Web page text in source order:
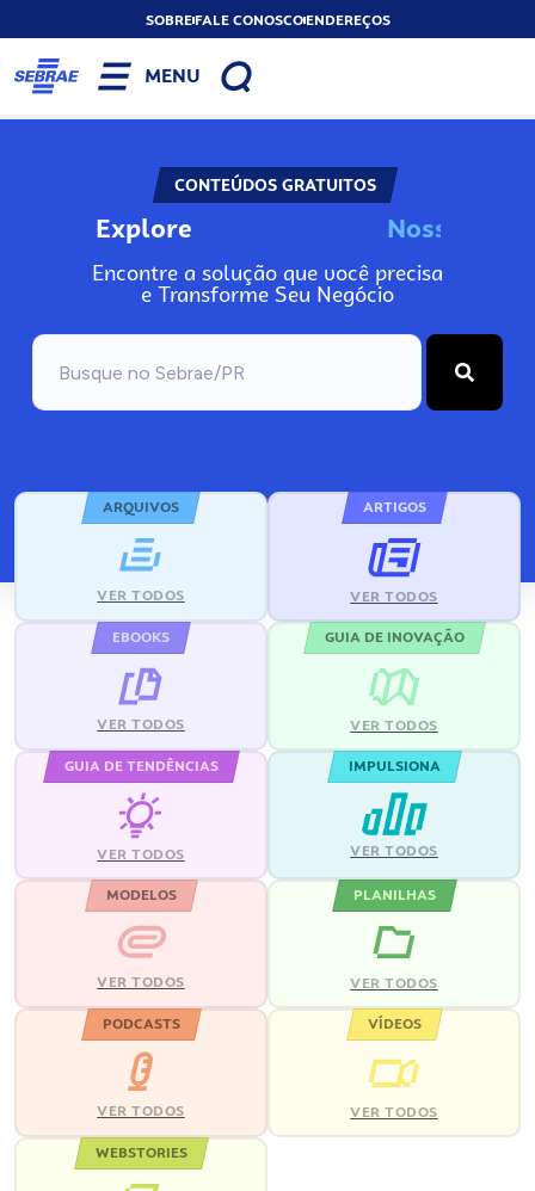
SOBREFALE CONOSCOENDEREÇOS
MENU
CONTEÚDOS GRATUITOS
Explore Noss
Encontre a solução que você precisa
e Transforme Seu Negócio
ARQUIVOS
VER TODOS
ARTIGOS
VER TODOS
EBOOKS
VER TODOS
GUIA DE INOVAÇÃO
VER TODOS
GUIA DE TENDÊNCIAS
VER TODOS
IMPULSIONA
VER TODOS
MODELOS
VER TODOS
PLANILHAS
VER TODOS
PODCASTS
VER TODOS
VÍDEOS
VER TODOS
WEBSTORIES